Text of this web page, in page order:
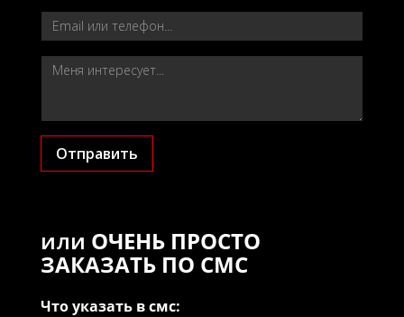
Отправить
или ОЧЕНЬ ПРОСТО
ЗАКАЗАТЬ ПО СМС
Что указать в смс: